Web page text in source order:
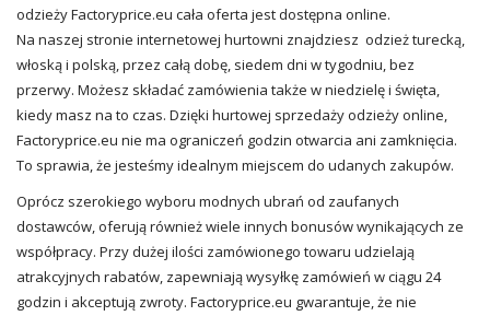
odzieży Factoryprice.eu cała oferta jest dostępna online.
Na naszej stronie internetowej hurtowni znajdziesz odzież turecką,
włoską i polską, przez całą dobę, siedem dni w tygodniu, bez
przerwy. Możesz składać zamówienia także w niedzielę i święta,
kiedy masz na to czas. Dzięki hurtowej sprzedaży odzieży online,
Factoryprice.eu nie ma ograniczeń godzin otwarcia ani zamknięcia.
To sprawia, że jesteśmy idealnym miejscem do udanych zakupów.
Oprócz szerokiego wyboru modnych ubrań od zaufanych
dostawców, oferują również wiele innych bonusów wynikających ze
współpracy. Przy dużej ilości zamówionego towaru udzielają
atrakcyjnych rabatów, zapewniają wysyłkę zamówień w ciągu 24
godzin i akceptują zwroty. Factoryprice.eu gwarantuje, że nie